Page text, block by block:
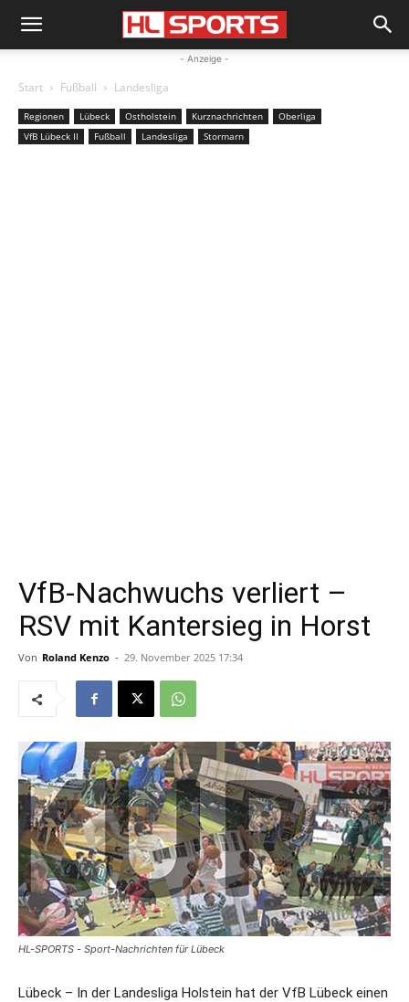
- Anzeige -
Start Fußball Landesliga
Regionen Lübeck Ostholstein Kurznachrichten
Oberliga
VfB Lübeck II
Fußball Landesliga Stormarn
VfB-Nachwuchs verliert –
RSV mit Kantersieg in Horst
Von Roland Kenzo - 29. November 2025 17:34
HL-SPORTS - Sport-Nachrichten für Lübeck
Lübeck – In der Landesliga Holstein hat der VfB Lübeck einen